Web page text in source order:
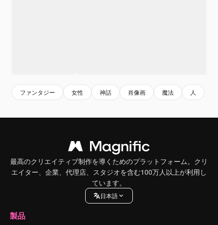
ファンタジー 女性 神話 肖像画 魔法 人
最高のクリエイティブ制作を導くためのプラットフォーム。クリ
エイター、企業、代理店、スタジオを含む100万人以上が利用し
ています。
日本語
製品